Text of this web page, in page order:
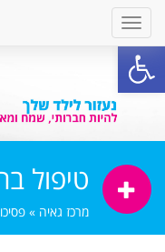
פתח סרגל נגישות
טיפול
מרכז גאיה »